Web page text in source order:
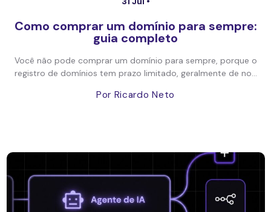
Como comprar um domínio para sempre:
guia completo
Você não pode comprar um domínio para sempre, porque o
registro de domínios tem prazo limitado, geralmente de no...
Por Ricardo Neto